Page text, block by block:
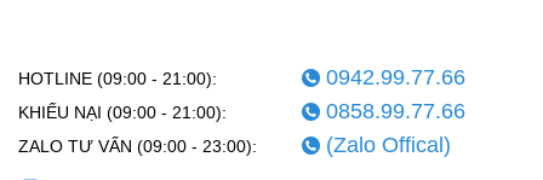
(Efficiency-cores). Sự kết hợp này không chỉ đảm bảo
tốc độ xử lý "siêu tốc" cho mọi tác vụ mà còn tối ưu
hóa thời lượng pin đáng kể.
HOTLINE (09:00 - 21:00): 0942.99.77.66
KHIẾU NẠI (09:00 - 21:00): 0858.99.77.66
ZALO TƯ VẤN (09:00 - 23:00): (Zalo Offical)